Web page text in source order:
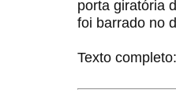
porta giratória
foi barrado no
Texto completo: